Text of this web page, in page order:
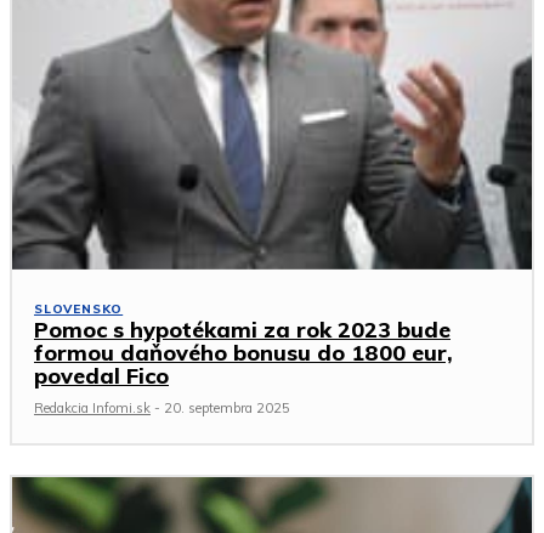
SLOVENSKO
Pomoc s hypotékami za rok 2023 bude
formou daňového bonusu do 1800 eur,
povedal Fico
Redakcia Infomi.sk - 20. septembra 2025